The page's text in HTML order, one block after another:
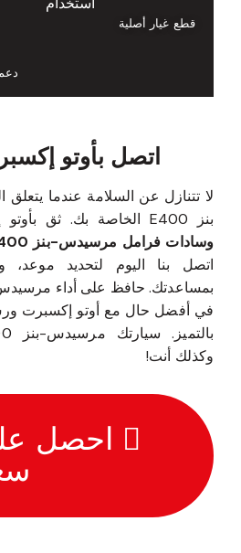
قطع غيار أصلية
اتصل بأوتو
لا تتنازل عن السلامة عندما
بنز E400 الخاصة بك. ثق بأوتو إكسبرت ورش لإصلاح
وسادات فرامل مرسيدس-بنز E400 في دبي
اتصل بنا اليوم لتحديد موعد،
في أفضل حال مع أوتو إكسبرت
وكذلك أنت!
احصل